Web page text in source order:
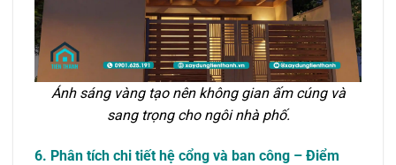
Ánh sáng vàng tạo nên không gian ấm cúng và
sang trọng cho ngôi nhà phố.
6. Phân tích chi tiết hệ cổng và ban công – Điểm